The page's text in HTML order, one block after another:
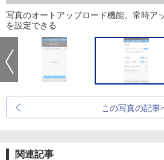
写真のオートアップロード機能。常時ア
を設定できる
この写真の記事
関連記事